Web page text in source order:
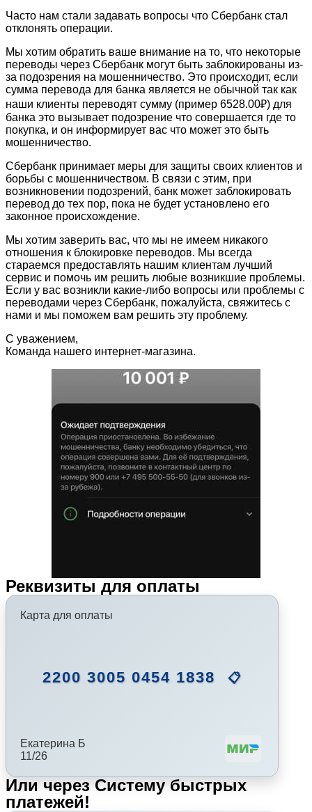
Часто нам стали задавать вопросы что Сбербанк стал
отклонять операции.
Мы хотим обратить ваше внимание на то, что некоторые
переводы через Сбербанк могут быть заблокированы из-
за подозрения на мошенничество. Это происходит, если
сумма перевода для банка является не обычной так как
наши клиенты переводят сумму (пример 6528.00₽) для
банка это вызывает подозрение что совершается где то
покупка, и он информирует вас что может это быть
мошенничество.
Сбербанк принимает меры для защиты своих клиентов и
борьбы с мошенничеством. В связи с этим, при
возникновении подозрений, банк может заблокировать
перевод до тех пор, пока не будет установлено его
законное происхождение.
Мы хотим заверить вас, что мы не имеем никакого
отношения к блокировке переводов. Мы всегда
стараемся предоставлять нашим клиентам лучший
сервис и помочь им решить любые возникшие проблемы.
Если у вас возникли какие-либо вопросы или проблемы с
переводами через Сбербанк, пожалуйста, свяжитесь с
нами и мы поможем вам решить эту проблему.
С уважением,
Команда нашего интернет-магазина.
Реквизиты для оплаты
Карта для оплаты
2200 3005 0454 1838 📋
Екатерина Б
11/26
Или через Систему быстрых
платежей!